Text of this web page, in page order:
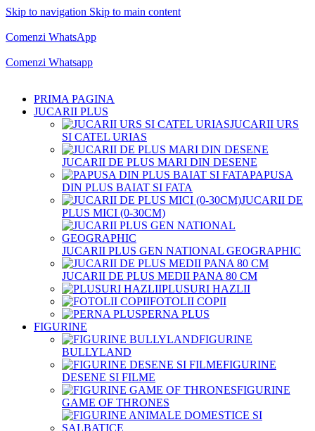
Skip to navigation Skip to main content
Comenzi WhatsApp
Comenzi Whatsapp
PRIMA PAGINA
JUCARII PLUS
JUCARII URS
SI CATEL URIAS
JUCARII DE PLUS MARI DIN DESENE
PAPUSA
DIN PLUS BAIAT SI FATA
JUCARII DE
PLUS MICI (0-30CM)
JUCARII PLUS GEN NATIONAL GEOGRAPHIC
JUCARII DE PLUS MEDII PANA 80 CM
PLUSURI HAZLII
FOTOLII COPII
PERNA PLUS
FIGURINE
FIGURINE
BULLYLAND
FIGURINE
DESENE SI FILME
FIGURINE
GAME OF THRONES